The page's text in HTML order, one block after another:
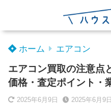
ホーム エアコン
エアコン買取の注意点
価格・査定ポイント・
2025年6月9日 2025年6月9日